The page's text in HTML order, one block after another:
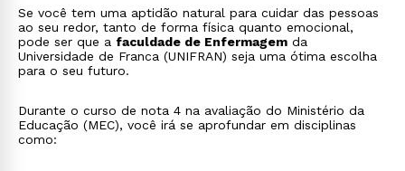
Se você tem uma aptidão natural para cuidar das pessoas
ao seu redor, tanto de forma física quanto emocional,
pode ser que a faculdade de Enfermagem da
Universidade de Franca (UNIFRAN) seja uma ótima escolha
para o seu futuro.
Durante o curso de nota 4 na avaliação do Ministério da
Educação (MEC), você irá se aprofundar em disciplinas
como: